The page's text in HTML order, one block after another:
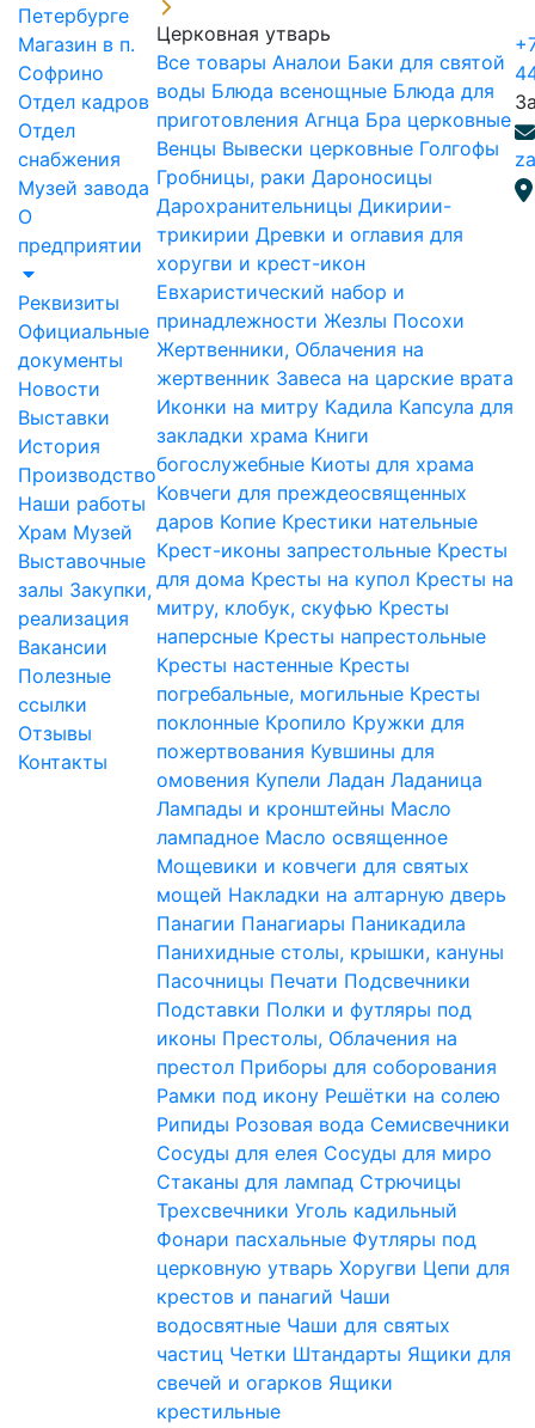
Петербурге
Магазин в п.
Софрино
Отдел кадров
Отдел
снабжения
Музей завода
О
предприятии
Реквизиты
Официальные
документы
Новости
Выставки
История
Производство
Наши работы
Храм Музей
Выставочные
залы Закупки,
реализация
Вакансии
Полезные
ссылки
Отзывы
Контакты
Церковная утварь
Все товары Аналои Баки для святой
воды Блюда всенощные Блюда для
приготовления Агнца Бра церковные
Венцы Вывески церковные Голгофы
Гробницы, раки Дароносицы
Дарохранительницы Дикирии-
трикирии Древки и оглавия для
хоругви и крест-икон
Евхаристический набор и
принадлежности Жезлы Посохи
Жертвенники, Облачения на
жертвенник Завеса на царские врата
Иконки на митру Кадила Капсула для
закладки храма Книги
богослужебные Киоты для храма
Ковчеги для преждеосвященных
даров Копие Крестики нательные
Крест-иконы запрестольные Кресты
для дома Кресты на купол Кресты на
митру, клобук, скуфью Кресты
наперсные Кресты напрестольные
Кресты настенные Кресты
погребальные, могильные Кресты
поклонные Кропило Кружки для
пожертвования Кувшины для
омовения Купели Ладан Ладаница
Лампады и кронштейны Масло
лампадное Масло освященное
Мощевики и ковчеги для святых
мощей Накладки на алтарную дверь
Панагии Панагиары Паникадила
Панихидные столы, крышки, кануны
Пасочницы Печати Подсвечники
Подставки Полки и футляры под
иконы Престолы, Облачения на
престол Приборы для соборования
Рамки под икону Решётки на солею
Рипиды Розовая вода Семисвечники
Сосуды для елея Сосуды для миро
Стаканы для лампад Стрючицы
Трехсвечники Уголь кадильный
Фонари пасхальные Футляры под
церковную утварь Хоругви Цепи для
крестов и панагий Чаши
водосвятные Чаши для святых
частиц Четки Штандарты Ящики для
свечей и огарков Ящики
крестильные